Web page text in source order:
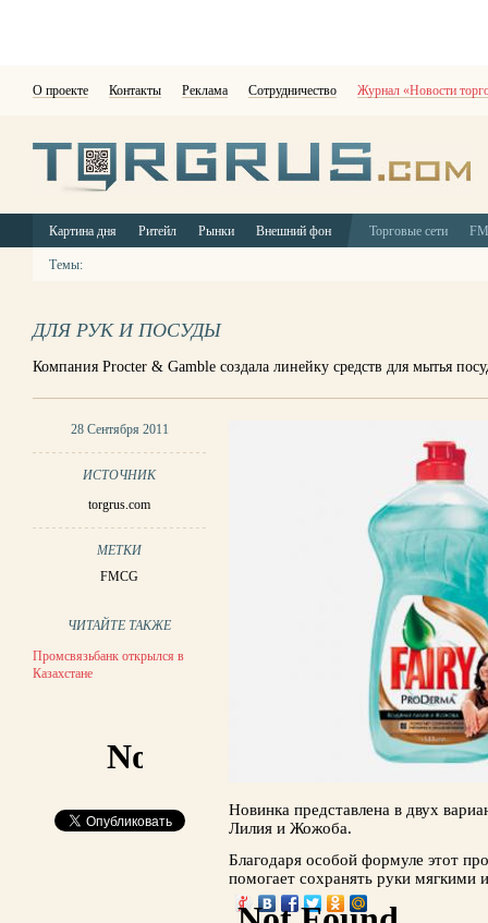
О проекте Контакты Реклама Сотрудничество Журнал «Новости
Картина дня Ритейл Рынки Внешний фон Торговые сети
Темы:
ДЛЯ РУК И ПОСУДЫ
Компания Procter & Gamble создала линейку средств для мытья
28 Сентября 2011
ИСТОЧНИК
torgrus.com
МЕТКИ
FMCG
ЧИТАЙТЕ ТАКЖЕ
Промсвязьбанк открылся в
Казахстане
Новинка представлена в двух
Лилия и Жожоба.
Благодаря особой формуле этот
помогает сохранять руки мягкими